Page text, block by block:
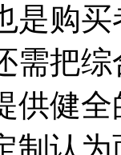
是购
需把
供健
制认